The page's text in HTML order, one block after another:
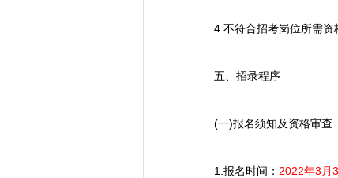
4.不符合招考岗位所需资
五、招录程序
(一)报名须知及资格审查
1.报名时间： 2022年3月